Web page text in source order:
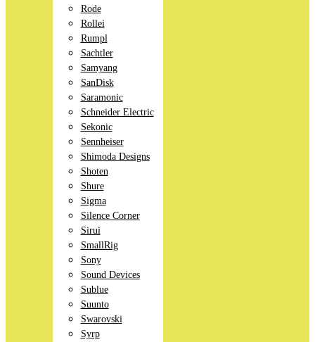
Rode
Rollei
Rumpl
Sachtler
Samyang
SanDisk
Saramonic
Schneider Electric
Sekonic
Sennheiser
Shimoda Designs
Shoten
Shure
Sigma
Silence Corner
Sirui
SmallRig
Sony
Sound Devices
Sublue
Suunto
Swarovski
Syrp